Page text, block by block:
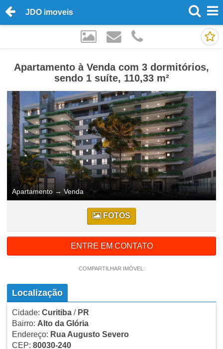
JDO imoveis
Apartamento à Venda com 3 dormitórios,
sendo 1 suíte, 110,33 m²
Apartamento→ Venda
FOTOS
ENTRE EM CONTATO
COMPARTILHAR IMÓVEL:
Localização
Cidade: Curitiba/ PR
Bairro: Alto da Glória
Endereço: Rua Augusto Severo
CEP: 80030-240